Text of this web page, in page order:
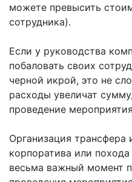
можете превысить
сотрудника).
Если у руководства
побаловать своих
черной икрой, это не
расходы увеличат
проведение
Организация трансфера
корпоратива или
весьма важный момент